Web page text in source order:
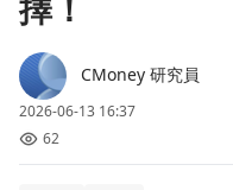
CMoney 研究員
2026-06-13 16:37
62